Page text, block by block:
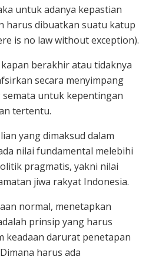
untuk adanya kepastian
harus dibuatkan suatu katup
is no law without exception).
berakhir atau tidaknya
secara menyimpang
untuk kepentingan
tertentu.
yang dimaksud dalam
nilai fundamental melebihi
pragmatis, yakni nilai
jiwa rakyat Indonesia.
normal, menetapkan
prinsip yang harus
keadaan darurat penetapan
harus ada